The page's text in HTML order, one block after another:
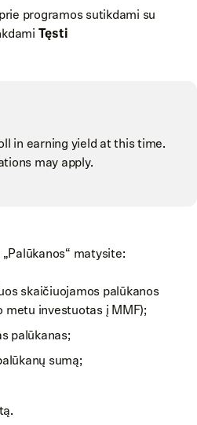
programos sutikdami su
Tęsti
in earning yield at this time.
may apply.
matysite:
skaičiuojamos palūkanos
metu investuotas į MMF);
palūkanas;
sumą;